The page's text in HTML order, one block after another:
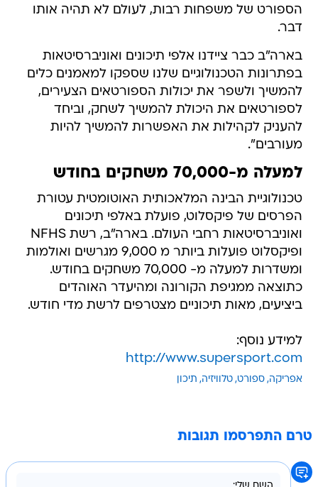
הספורט של משפחות רבות, לעולם לא תהיה אותו
דבר.
בארה"ב כבר ציידנו אלפי תיכונים ואוניברסיטאות
בפתרונות הטכנולוגיים שלנו שספקו למאמנים כלים
להמשיך ולשפר את יכולות הספורטאים הצעירים,
לספורטאים את היכולת להמשיך לשחק, וביחד
להעניק לקהילות את האפשרות להמשיך להיות
מעורבים".
למעלה מ-70,000 משחקים בחודש
טכנולוגיית הבינה המלאכותית האוטומטית עטורת
הפרסים של פיקסלוט, פועלת באלפי תיכונים
ואוניברסיטאות רחבי העולם. בארה"ב, רשת NFHS
ופיקסלוט פועלות ביותר מ 9,000 מגרשים ואולמות
ומשדרות למעלה מ- 70,000 משחקים בחודש.
כתוצאה ממגיפת הקורונה ומהיעדר האוהדים
ביציעים, מאות תיכוניים מצטרפים לרשת מדי חודש.
למידע נוסף:
http://www.supersport.com
אפריקה ספורט טלוויזיה תיכון
טרם התפרסמו תגובות